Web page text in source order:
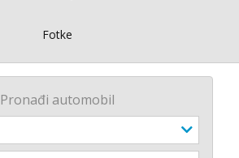
Fotke
Pronađi automobil